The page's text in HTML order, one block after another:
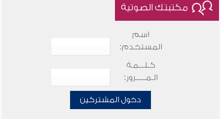
مكتبتك الصوتية
اسم
المستخدم:
كـلـــمـة
الـمـــــرور:
دخول المشتركين